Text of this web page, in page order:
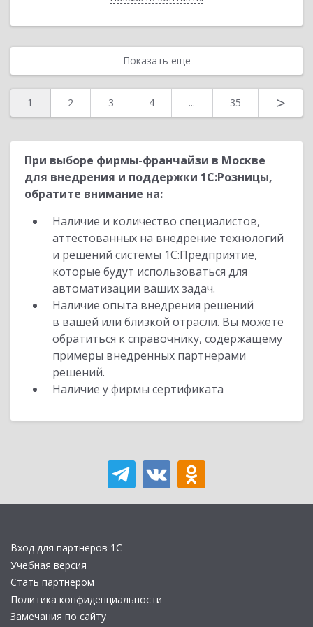
Показать еще
1 2 3 4 ... 35 >
При выборе фирмы-франчайзи в Москве
для внедрения и поддержки 1С:Розницы,
обратите внимание на:
Наличие и количество специалистов,
аттестованных на внедрение технологий
и решений системы 1С:Предприятие,
которые будут использоваться для
автоматизации ваших задач.
Наличие опыта внедрения решений
в вашей или близкой отрасли. Вы можете
обратиться к справочнику, содержащему
примеры внедренных партнерами
решений.
Наличие у фирмы сертификата
Вход для партнеров 1С
Учебная версия
Стать партнером
Политика конфиденциальности
Замечания по сайту